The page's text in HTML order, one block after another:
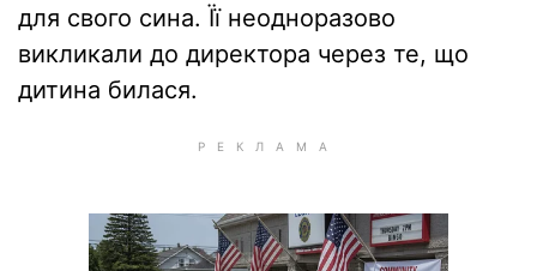
для свого сина. Її неодноразово
викликали до директора через те, що
дитина билася.